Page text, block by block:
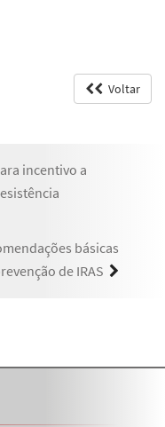
Voltar
incentivo a
básicas
de IRAS